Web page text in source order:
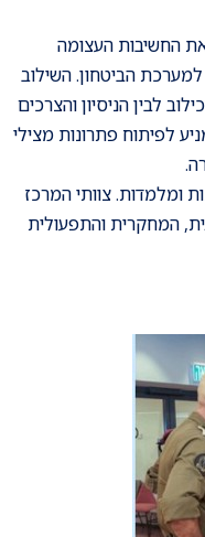
החשיבות העצומה
הביטחון. השילוב
לבין הניסיון והצרכים
לפיתוח פתרונות מצילי
ומלמדות. צוותי המרכז
המחקרית והתפעולית